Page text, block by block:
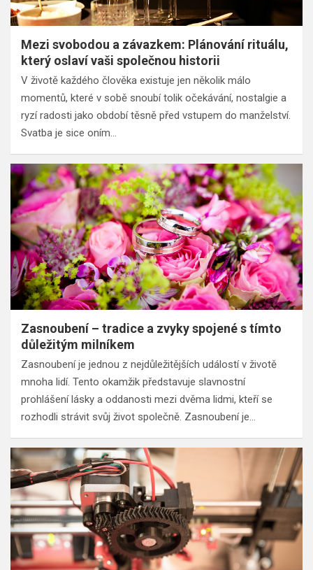
Mezi svobodou a závazkem: Plánování rituálu,
který oslaví vaši společnou historii
V životě každého člověka existuje jen několik málo
momentů, které v sobě snoubí tolik očekávání, nostalgie a
ryzí radosti jako období těsně před vstupem do manželství.
Svatba je sice oním…
Zasnoubení – tradice a zvyky spojené s tímto
důležitým milníkem
Zasnoubení je jednou z nejdůležitějších událostí v životě
mnoha lidí. Tento okamžik představuje slavnostní
prohlášení lásky a oddanosti mezi dvěma lidmi, kteří se
rozhodli strávit svůj život společně. Zasnoubení je…